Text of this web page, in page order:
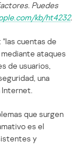
Puedes
kb/ht4232.
cuentas de
ataques
de usuarios,
una
que surgen
es el
y